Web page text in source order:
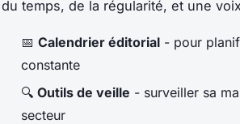
du temps, de la régularité, et une
📅 Calendrier éditorial - pour
constante
🔍 Outils de veille - surveiller sa
secteur